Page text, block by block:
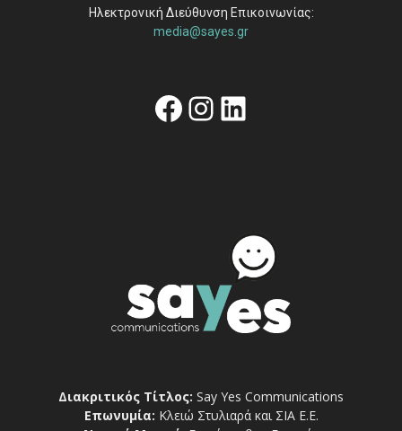
Ηλεκτρονική Διεύθυνση Επικοινωνίας:
media@sayes.gr
Facebook
Instagram
Linkedin
Διακριτικός Τίτλος: Say Yes Communications
Επωνυμία: Κλειώ Στυλιαρά και ΣΙΑ Ε.Ε.